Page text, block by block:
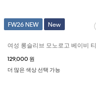
FW26 NEW New
여성 롱슬리브 모노로고 베이비 티
129,000 원
더 많은 색상 선택 가능